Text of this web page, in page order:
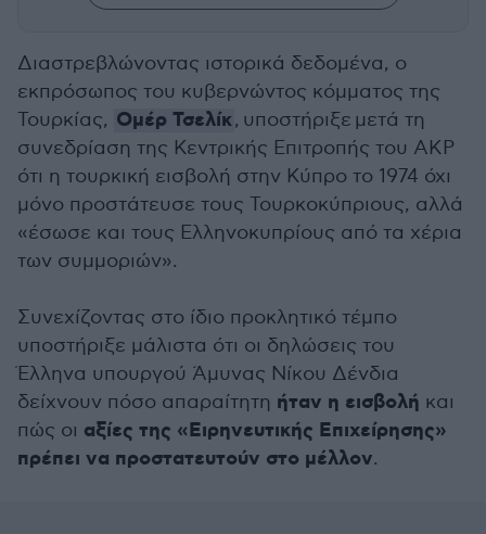
Διαστρεβλώνοντας ιστορικά δεδομένα, ο
εκπρόσωπος του κυβερνώντος κόμματος της
Τουρκίας, Ομέρ Τσελίκ, υποστήριξε μετά τη
συνεδρίαση της Κεντρικής Επιτροπής του AKΡ
ότι η τουρκική εισβολή στην Κύπρο το 1974 όχι
μόνο προστάτευσε τους Τουρκοκύπριους, αλλά
«έσωσε και τους Ελληνοκυπρίους από τα χέρια
των συμμοριών».
Συνεχίζοντας στο ίδιο προκλητικό τέμπο
υποστήριξε μάλιστα ότι οι δηλώσεις του
Έλληνα υπουργού Άμυνας Νίκου Δένδια
δείχνουν πόσο απαραίτητη ήταν η εισβολή και
πώς οι αξίες της «Ειρηνευτικής Επιχείρησης»
πρέπει να προστατευτούν στο μέλλον.